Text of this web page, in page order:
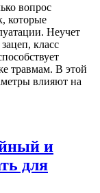
вопрос
которые
Неучет
класс
травмам. В этой
влияют на
и
для